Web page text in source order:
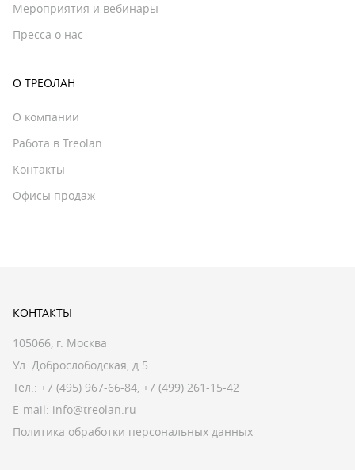
Мероприятия и вебинары
Пресса о нас
О ТРЕОЛАН
О компании
Работа в Treolan
Контакты
Офисы продаж
КОНТАКТЫ
105066, г. Москва
Ул. Доброслободская, д.5
Тел.: +7 (495) 967-66-84, +7 (499) 261-15-42
E-mail: info@treolan.ru
Политика обработки персональных данных